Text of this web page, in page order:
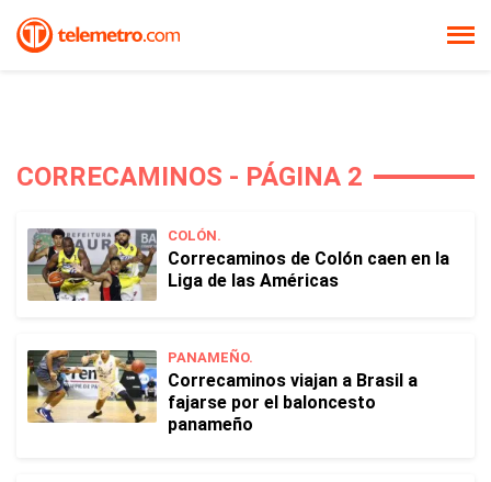
CORRECAMINOS - PÁGINA 2
COLÓN.
Correcaminos de Colón caen en la
Liga de las Américas
PANAMEÑO.
Correcaminos viajan a Brasil a
fajarse por el baloncesto
panameño